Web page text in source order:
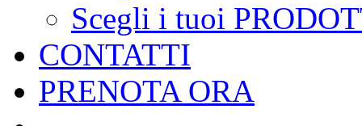
Scegli i tuoi
CONTATTI
PRENOTA ORA